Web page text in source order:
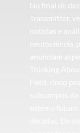
No final de
Transmitter,
notícias e
subcampos
sobre o
décadas. De